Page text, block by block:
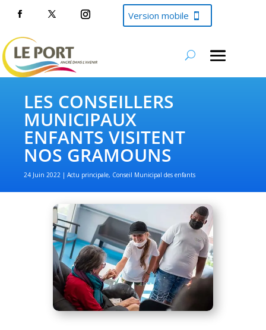
Version mobile
LES CONSEILLERS
MUNICIPAUX
ENFANTS VISITENT
NOS GRAMOUNS
24 Juin 2022 Actu principale, Conseil Municipal des enfants